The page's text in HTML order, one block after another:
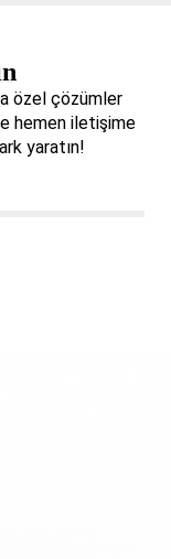
özel çözümler
hemen iletişime
yaratın!